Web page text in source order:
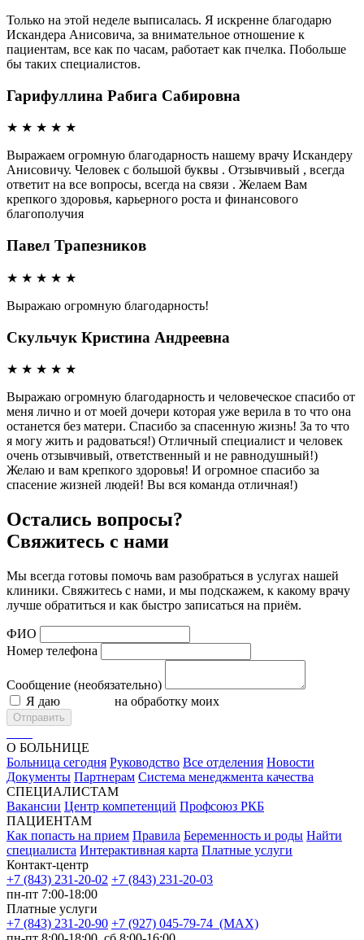
Только на этой неделе выписалась. Я искренне благодарю
Искандера Анисовича, за внимательное отношение к
пациентам, все как по часам, работает как пчелка. Побольше
бы таких специалистов.
Гарифуллина Рабига Сабировна
★ ★ ★ ★ ★
Выражаем огромную благодарность нашему врачу Искандеру
Анисовичу. Человек с большой буквы . Отзывчивый , всегда
ответит на все вопросы, всегда на связи . Желаем Вам
крепкого здоровья, карьерного роста и финансового
благополучия
Павел Трапезников
★ ★ ★ ★ ★
Выражаю огромную благодарность!
Скульчук Кристина Андреевна
★ ★ ★ ★ ★
Выражаю огромную благодарность и человеческое спасибо от
меня лично и от моей дочери которая уже верила в то что она
останется без матери. Спасибо за спасенную жизнь! За то что
я могу жить и радоваться!) Отличный специалист и человек
очень отзывчивый, ответственный и не равнодушный!)
Желаю и вам крепкого здоровья! И огромное спасибо за
спасение жизней людей! Вы вся команда отличная!)
Остались вопросы?
Свяжитесь с нами
Мы всегда готовы помочь вам разобраться в услугах нашей
клиники. Свяжитесь с нами, и мы подскажем, к какому врачу
лучше обратиться и как быстро записаться на приём.
ФИО
Номер телефона
Сообщение (необязательно)
Я даю
на обработку моих
Отправить
О БОЛЬНИЦЕ
Больница сегодня Руководство Все отделения Новости
Документы Партнерам Система менеджмента качества
СПЕЦИАЛИСТАМ
Вакансии Центр компетенций Профсоюз РКБ
ПАЦИЕНТАМ
Как попасть на прием Правила Беременность и роды Найти
специалиста Интерактивная карта Платные услуги
Контакт-центр
+7 (843) 231-20-02 +7 (843) 231-20-03
пн-пт 7:00-18:00
Платные услуги
+7 (843) 231-20-90 +7 (927) 045-79-74 (MAX)